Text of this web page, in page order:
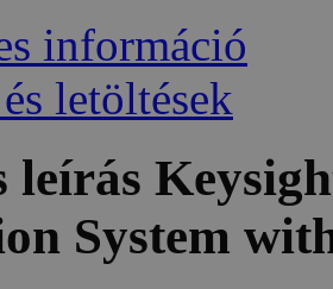
információ
letöltések
leírás
System